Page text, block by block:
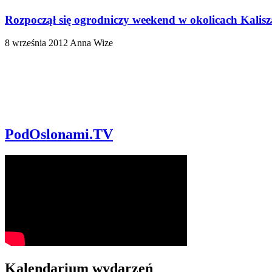
Rozpoczął się ogrodniczy weekend w okolicach
8 września 2012 Anna Wize
PodOslonami.TV
Kalendarium wydarzeń